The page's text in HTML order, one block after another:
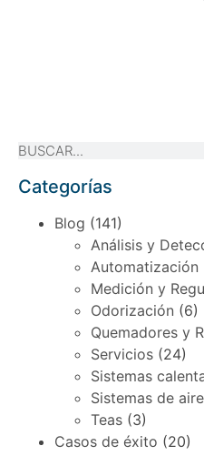
Categorías
Blog (141)
Análisis y
Automatización
Medición y
Odorización (6)
Quemadores y
Servicios (24)
Sistemas
Sistemas de
Teas (3)
Casos de éxito (20)